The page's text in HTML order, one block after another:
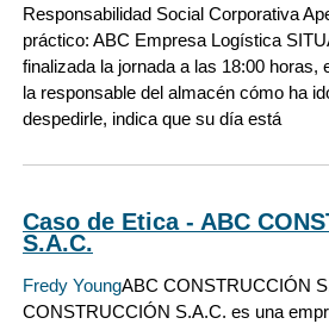
Responsabilidad Social Corporativa
práctico: ABC Empresa Logística
finalizada la jornada a las 18:00 horas,
la responsable del almacén cómo ha
despedirle, indica que su día está
Caso de Etica - ABC
S.A.C.
Fredy YoungABC CONSTRUCCIÓN
CONSTRUCCIÓN S.A.C. es una